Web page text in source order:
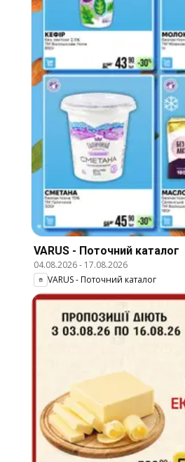
VARUS - Поточний каталог
04.08.2026- 17.08.2026
VARUS - Поточний каталог